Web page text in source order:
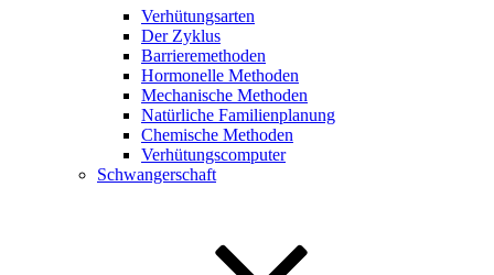
Verhütungsarten
Der Zyklus
Barrieremethoden
Hormonelle Methoden
Mechanische Methoden
Natürliche Familienplanung
Chemische Methoden
Verhütungscomputer
Schwangerschaft